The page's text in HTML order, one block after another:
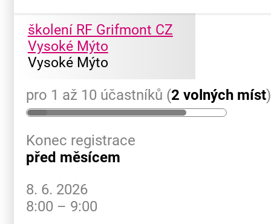
školení RF Grifmont CZ
Vysoké Mýto
Vysoké Mýto
pro 1 až 10 účastníků (2 volných míst)
Konec registrace
před měsícem
8. 6. 2026
8:00 – 9:00